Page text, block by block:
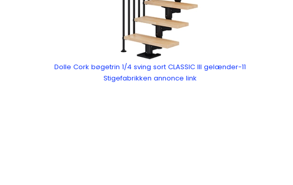
Dolle Cork bøgetrin 1/4 sving sort CLASSIC III gelænder-11
Stigefabrikken annonce link